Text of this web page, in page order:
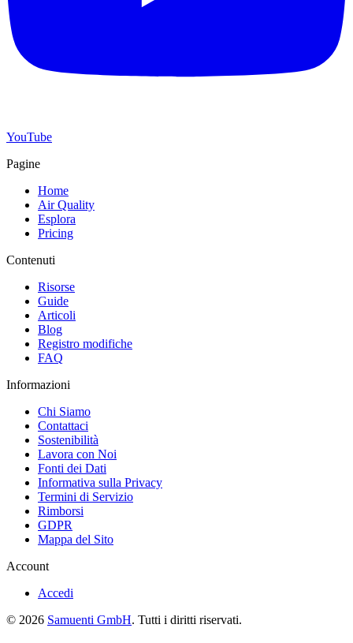
YouTube
Pagine
Home
Air Quality
Esplora
Pricing
Contenuti
Risorse
Guide
Articoli
Blog
Registro modifiche
FAQ
Informazioni
Chi Siamo
Contattaci
Sostenibilità
Lavora con Noi
Fonti dei Dati
Informativa sulla Privacy
Termini di Servizio
Rimborsi
GDPR
Mappa del Sito
Account
Accedi
© 2026 Samuenti GmbH. Tutti i diritti riservati.